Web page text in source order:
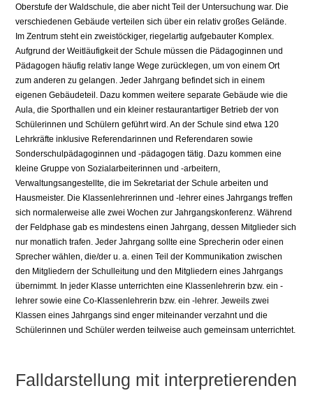
Oberstufe der Waldschule, die aber nicht Teil der Untersuchung war. Die
verschiedenen Gebäude verteilen sich über ein relativ großes Gelände.
Im Zentrum steht ein zweistöckiger, riegelartig aufgebauter Komplex.
Aufgrund der Weitläufigkeit der Schule müssen die Pädagoginnen und
Pädagogen häufig relativ lange Wege zurücklegen, um von einem Ort
zum anderen zu gelangen. Jeder Jahrgang befindet sich in einem
eigenen Gebäudeteil. Dazu kommen weitere separate Gebäude wie die
Aula, die Sporthallen und ein kleiner restaurantartiger Betrieb der von
Schülerinnen und Schülern geführt wird. An der Schule sind etwa 120
Lehrkräfte inklusive Referendarinnen und Referendaren sowie
Sonderschulpädagoginnen und -pädagogen tätig. Dazu kommen eine
kleine Gruppe von Sozialarbeiterinnen und -arbeitern,
Verwaltungsangestellte, die im Sekretariat der Schule arbeiten und
Hausmeister. Die Klassenlehrerinnen und -lehrer eines Jahrgangs treffen
sich normalerweise alle zwei Wochen zur Jahrgangskonferenz. Während
der Feldphase gab es mindestens einen Jahrgang, dessen Mitglieder sich
nur monatlich trafen. Jeder Jahrgang sollte eine Sprecherin oder einen
Sprecher wählen, die/der u. a. einen Teil der Kommunikation zwischen
den Mitgliedern der Schulleitung und den Mitgliedern eines Jahrgangs
übernimmt. In jeder Klasse unterrichten eine Klassenlehrerin bzw. ein -
lehrer sowie eine Co-Klassenlehrerin bzw. ein -lehrer. Jeweils zwei
Klassen eines Jahrgangs sind enger miteinander verzahnt und die
Schülerinnen und Schüler werden teilweise auch gemeinsam unterrichtet.
Falldarstellung mit interpretierenden